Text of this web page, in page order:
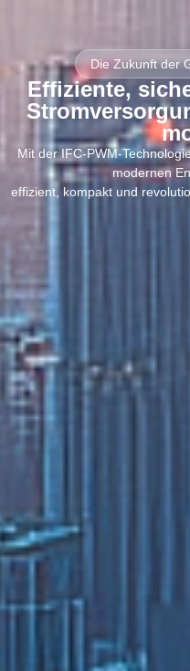
Die Zukunft der
Effiziente,
Mit der IFC-PWM-
modernen
effizient, kompakt und